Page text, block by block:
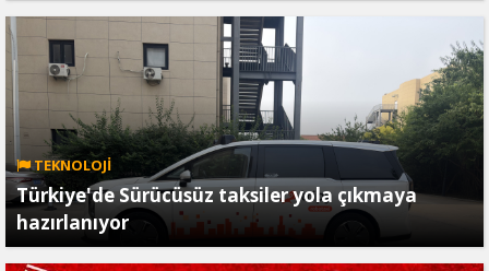
TEKNOLOJİ
Türkiye'de Sürücüsüz taksiler yola çıkmaya
hazırlanıyor